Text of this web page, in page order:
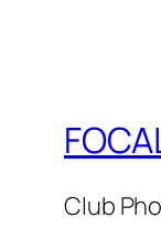
Club